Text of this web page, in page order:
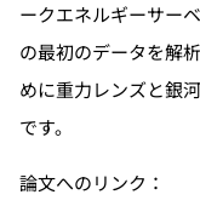
ークエネルギーサー
の最初のデータを解
めに重力レンズと銀
です。
論文へのリンク：